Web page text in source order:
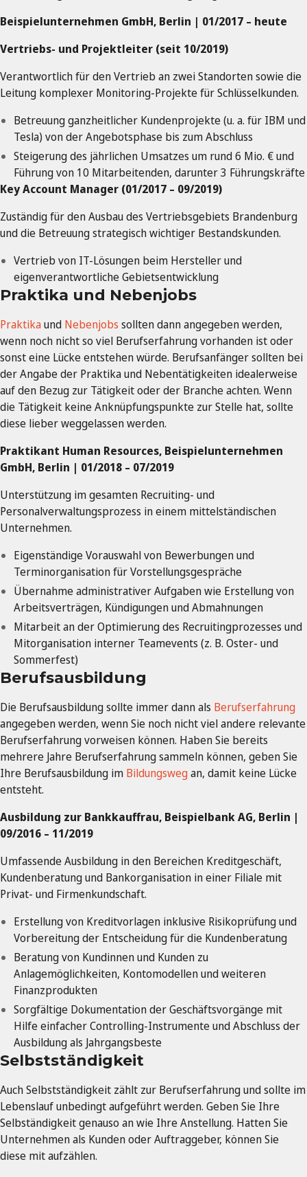
Beispielunternehmen GmbH, Berlin | 01/2017 – heute
Vertriebs- und Projektleiter (seit 10/2019)
Verantwortlich für den Vertrieb an zwei Standorten sowie die
Leitung komplexer Monitoring-Projekte für Schlüsselkunden.
Betreuung ganzheitlicher Kundenprojekte (u. a. für IBM und
Tesla) von der Angebotsphase bis zum Abschluss
Steigerung des jährlichen Umsatzes um rund 6 Mio. € und
Führung von 10 Mitarbeitenden, darunter 3 Führungskräfte
Key Account Manager (01/2017 – 09/2019)
Zuständig für den Ausbau des Vertriebsgebiets Brandenburg
und die Betreuung strategisch wichtiger Bestandskunden.
Vertrieb von IT-Lösungen beim Hersteller und
eigenverantwortliche Gebietsentwicklung
Praktika und Nebenjobs
Praktikaund Nebenjobs sollten dann angegeben werden,
wenn noch nicht so viel Berufserfahrung vorhanden ist oder
sonst eine Lücke entstehen würde. Berufsanfänger sollten bei
der Angabe der Praktika und Nebentätigkeiten idealerweise
auf den Bezug zur Tätigkeit oder der Branche achten. Wenn
die Tätigkeit keine Anknüpfungspunkte zur Stelle hat, sollte
diese lieber weggelassen werden.
Praktikant Human Resources, Beispielunternehmen
GmbH, Berlin | 01/2018 – 07/2019
Unterstützung im gesamten Recruiting- und
Personalverwaltungsprozess in einem mittelständischen
Unternehmen.
Eigenständige Vorauswahl von Bewerbungen und
Terminorganisation für Vorstellungsgespräche
Übernahme administrativer Aufgaben wie Erstellung von
Arbeitsverträgen, Kündigungen und Abmahnungen
Mitarbeit an der Optimierung des Recruitingprozesses und
Mitorganisation interner Teamevents (z. B. Oster- und
Sommerfest)
Berufsausbildung
Die Berufsausbildung sollte immer dann als Berufserfahrung
angegeben werden, wenn Sie noch nicht viel andere relevante
Berufserfahrung vorweisen können. Haben Sie bereits
mehrere Jahre Berufserfahrung sammeln können, geben Sie
Ihre Berufsausbildung im Bildungswegan, damit keine Lücke
entsteht.
Ausbildung zur Bankkauffrau, Beispielbank AG, Berlin |
09/2016 – 11/2019
Umfassende Ausbildung in den Bereichen Kreditgeschäft,
Kundenberatung und Bankorganisation in einer Filiale mit
Privat- und Firmenkundschaft.
Erstellung von Kreditvorlagen inklusive Risikoprüfung und
Vorbereitung der Entscheidung für die Kundenberatung
Beratung von Kundinnen und Kunden zu
Anlagemöglichkeiten, Kontomodellen und weiteren
Finanzprodukten
Sorgfältige Dokumentation der Geschäftsvorgänge mit
Hilfe einfacher Controlling-Instrumente und Abschluss der
Ausbildung als Jahrgangsbeste
Selbstständigkeit
Auch Selbstständigkeit zählt zur Berufserfahrung und sollte im
Lebenslauf unbedingt aufgeführt werden. Geben Sie Ihre
Selbständigkeit genauso an wie Ihre Anstellung. Hatten Sie
Unternehmen als Kunden oder Auftraggeber, können Sie
diese mit aufzählen.